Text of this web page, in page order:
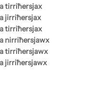
tirriħersjax
jirriħersjax
tirriħersjax
nirriħersjawx
tirriħersjawx
jirriħersjawx